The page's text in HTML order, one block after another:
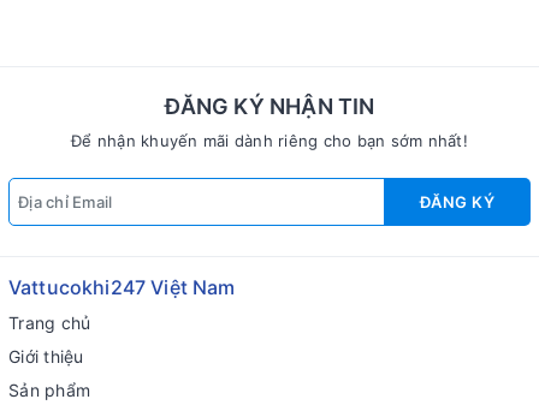
ĐĂNG KÝ NHẬN TIN
Để nhận khuyến mãi dành riêng cho bạn sớm nhất!
ĐĂNG KÝ
Vattucokhi247 Việt Nam
Trang chủ
Giới thiệu
Sản phẩm